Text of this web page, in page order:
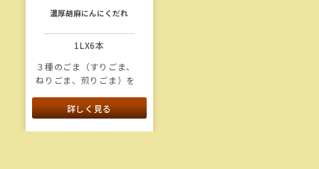
濃厚胡麻にんにくだれ
1LX6本
３種のごま（すりごま、
ねりごま、煎りごま）を
げました。にんにくなど
の香辛料を効かせた濃厚
なたれです。
詳しく見る